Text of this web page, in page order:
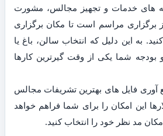
های خدمات و تجهیز مجالس، مشورت
برگزاری مراسم است تا مکان برگزاری
به این دلیل که انتخاب سالن، باغ یا
بودجه شما یکی از وقت گیرترین کارها
آوری فایل های بهترین تشریفات مجالس
این امکان را برای شما فراهم خواهد
مد نظر خود را انتخاب کنید.